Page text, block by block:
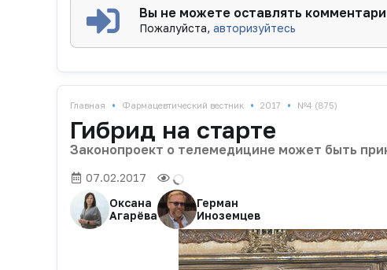
Вы не можете оставлять
Пожалуйста,авторизуйтесь
Главная • Фармацевтический вестник • 2017 • №4 (875)
Гибрид на старте
Законопроект о телемедицине может быть
07.02.2017
Оксана
Агарёва
Герман
Иноземцев